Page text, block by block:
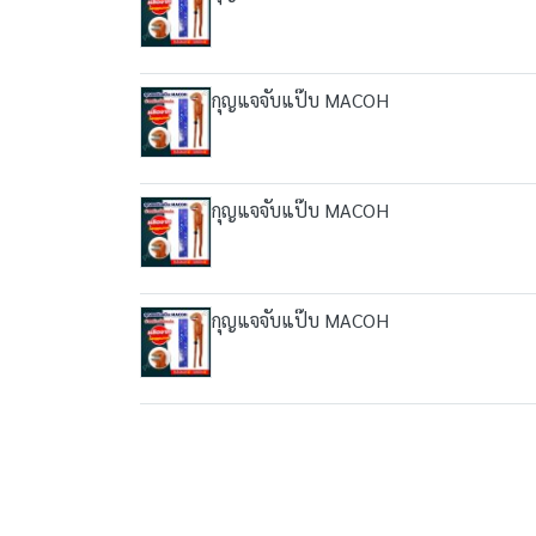
กุญแจจับแป๊บ MACOH
กุญแจจับแป๊บ MACOH
กุญแจจับแป๊บ MACOH